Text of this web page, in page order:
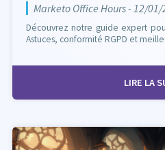
Marketo Office Hours - 12/01/
Découvrez notre guide expert
Astuces, conformité RGPD et
LIRE LA